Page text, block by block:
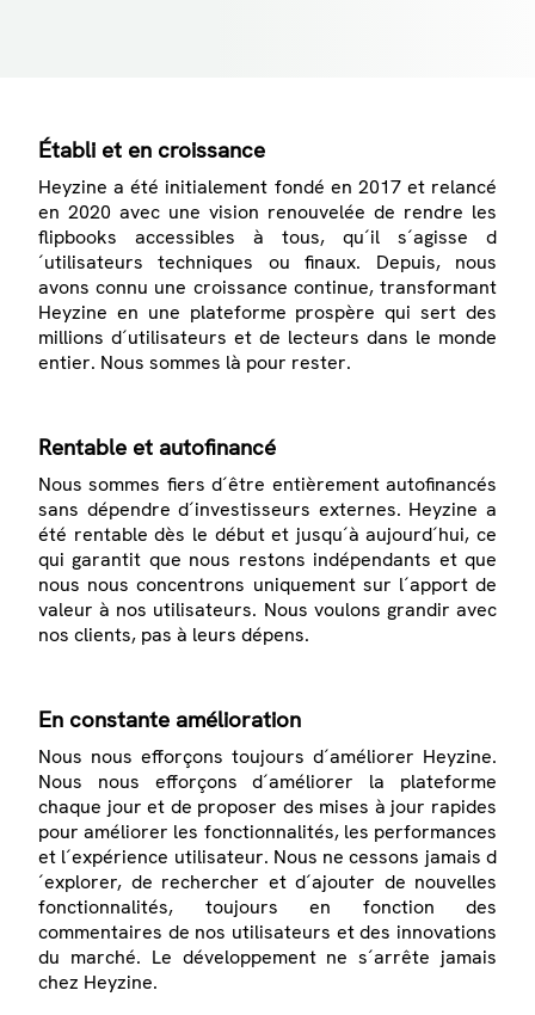
Établi et en croissance
Heyzine a été initialement fondé en 2017 et relancé
en 2020 avec une vision renouvelée de rendre les
flipbooks accessibles à tous, qu´il s´agisse d
´utilisateurs techniques ou finaux. Depuis, nous
avons connu une croissance continue, transformant
Heyzine en une plateforme prospère qui sert des
millions d´utilisateurs et de lecteurs dans le monde
entier. Nous sommes là pour rester.
Rentable et autofinancé
Nous sommes fiers d´être entièrement autofinancés
sans dépendre d´investisseurs externes. Heyzine a
été rentable dès le début et jusqu´à aujourd´hui, ce
qui garantit que nous restons indépendants et que
nous nous concentrons uniquement sur l´apport de
valeur à nos utilisateurs. Nous voulons grandir avec
nos clients, pas à leurs dépens.
En constante amélioration
Nous nous efforçons toujours d´améliorer Heyzine.
Nous nous efforçons d´améliorer la plateforme
chaque jour et de proposer des mises à jour rapides
pour améliorer les fonctionnalités, les performances
et l´expérience utilisateur. Nous ne cessons jamais d
´explorer, de rechercher et d´ajouter de nouvelles
fonctionnalités, toujours en fonction des
commentaires de nos utilisateurs et des innovations
du marché. Le développement ne s´arrête jamais
chez Heyzine.